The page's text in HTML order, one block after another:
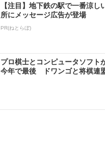
【注目】地下鉄の駅で一番涼し
所にメッセージ広告が登場
PR(ねとらぼ)
プロ棋士とコンピュータソフト
今年で最後 ドワンゴと将棋連